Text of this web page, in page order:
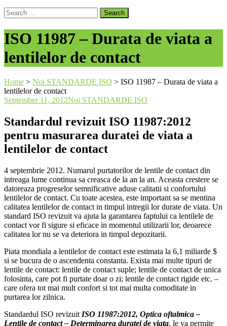
Search
for:
ISO 11987 – Durata de viata a
lentilelor de contact
Home > Noi STANDARDE ISO > ISO 11987 – Durata de viata a
lentilelor de contact
September 11, 2012Noi STANDARDE ISO
Standardul revizuit ISO 11987:2012
pentru masurarea duratei de viata a
lentilelor de contact
4 septembrie 2012. Numarul purtatorilor de lentile de contact din
intreaga lume continua sa creasca de la an la an. Aceasta crestere se
datoreaza progreselor semnificative aduse calitatii si confortului
lentilelor de contact. Cu toate acestea, este important sa se mentina
calitatea lentilelor de contact in timpul intregii lor durate de viata. Un
standard ISO revizuit va ajuta la garantarea faptului ca lentilele de
contact vor fi sigure si eficace in momentul utilizarii lor, deoarece
calitatea lor nu se va deteriora in timpul depozitarii.
Piata mondiala a lentilelor de contact este estimata la 6,1 miliarde $
si se bucura de o ascendenta constanta. Exista mai multe tipuri de
lentile de contact: lentile de contact suple; lentile de contact de unica
folosinta, care pot fi purtate doar o zi; lentile de contact rigide etc. –
care ofera tot mai mult confort si tot mai multa comoditate in
purtarea lor zilnica.
Standardul ISO revizuit ISO 11987:2012, Optica oftalmica –
Lentile de contact – Determinarea duratei de viata, le va permite